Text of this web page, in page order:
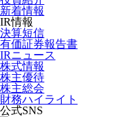
新着情報
IR情報
決算短信
有価証券報告書
IRニュース
株式情報
株主優待
株主総会
財務ハイライト
公式SNS